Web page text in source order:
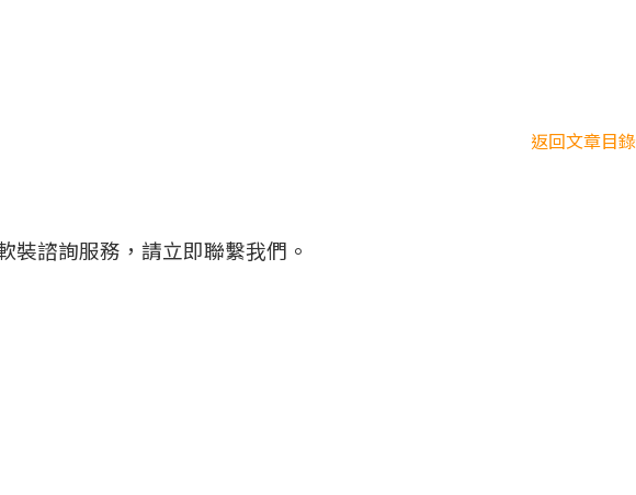
返回文章目錄
裝諮詢服務，請立即聯繫我們。